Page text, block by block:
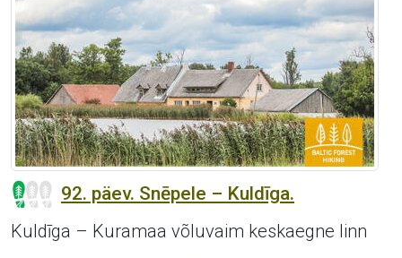
92. päev. Snēpele – Kuldīga.
Kuldīga – Kuramaa võluvaim keskaegne linn